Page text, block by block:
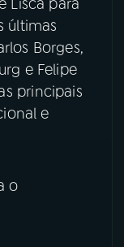
Lisca para
últimas
Borges,
e Felipe
principais
e
o